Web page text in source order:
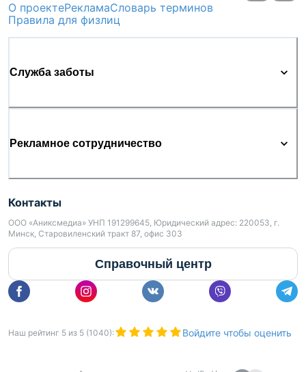
О проектеРекламаСловарь терминов
Правила для физлиц
Служба заботы
Рекламное сотрудничество
Контакты
ООО «Аниксмедиа» УНП 191299645, Юридический адрес: 220053, г.
Минск, Старовиленский тракт 87, офис 303
Справочный центр
Наш рейтинг 5 из 5 (1040): Войдите чтобы оценить